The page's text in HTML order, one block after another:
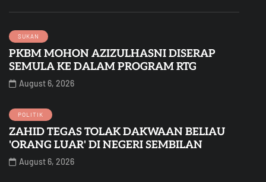
SUKAN
PKBM MOHON AZIZULHASNI DISERAP
SEMULA KE DALAM PROGRAM RTG
August 6, 2026
POLITIK
ZAHID TEGAS TOLAK DAKWAAN BELIAU
'ORANG LUAR' DI NEGERI SEMBILAN
August 6, 2026